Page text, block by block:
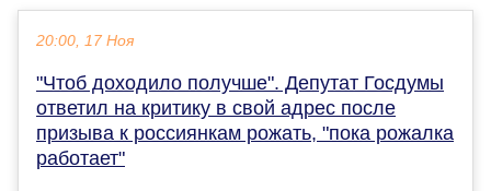
20:00, 17 Ноя
"Чтоб доходило получше". Депутат Госдумы
ответил на критику в свой адрес после
призыва к россиянкам рожать, "пока рожалка
работает"